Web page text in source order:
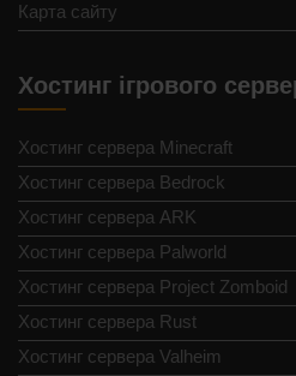
Карта сайту
Хостинг ігрового
Хостинг сервера Minecraft
Хостинг сервера Bedrock
Хостинг сервера ARK
Хостинг сервера Palworld
Хостинг сервера Project Zomboid
Хостинг сервера Rust
Хостинг сервера Valheim